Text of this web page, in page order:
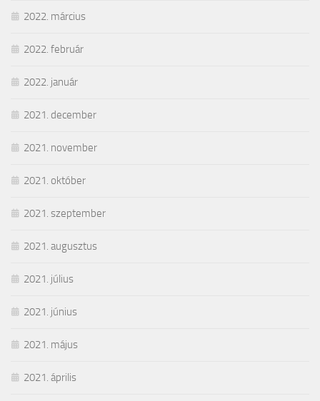
2022. március
2022. február
2022. január
2021. december
2021. november
2021. október
2021. szeptember
2021. augusztus
2021. július
2021. június
2021. május
2021. április